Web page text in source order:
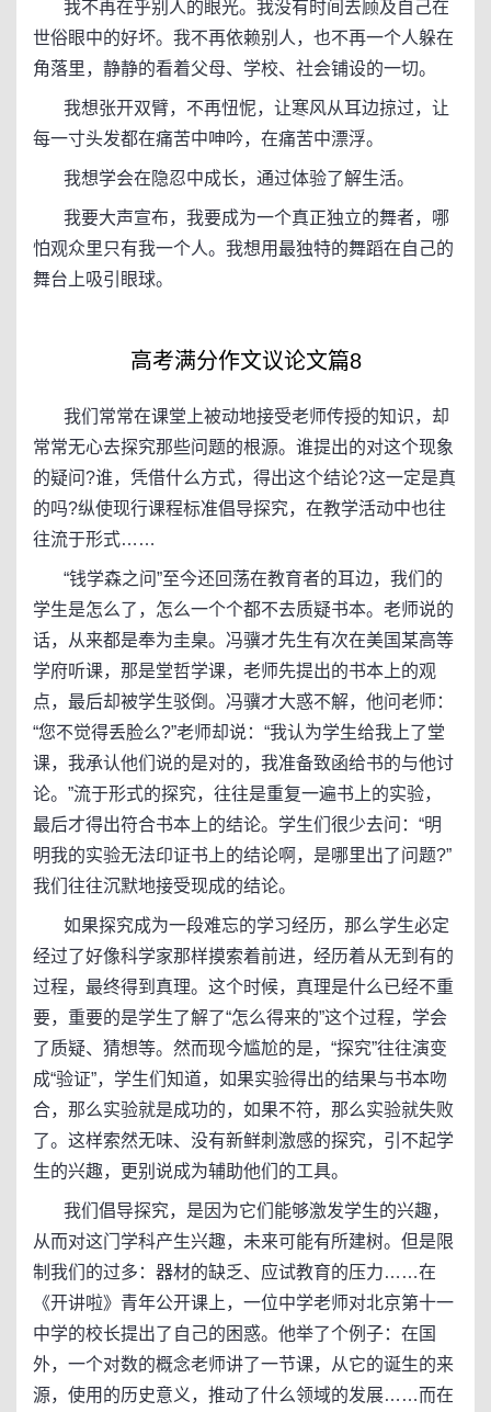
我不再在乎别人的眼光。我没有时间去顾及自己在
世俗眼中的好坏。我不再依赖别人，也不再一个人躲在
角落里，静静的看着父母、学校、社会铺设的一切。
我想张开双臂，不再忸怩，让寒风从耳边掠过，让
每一寸头发都在痛苦中呻吟，在痛苦中漂浮。
我想学会在隐忍中成长，通过体验了解生活。
我要大声宣布，我要成为一个真正独立的舞者，哪
怕观众里只有我一个人。我想用最独特的舞蹈在自己的
舞台上吸引眼球。
高考满分作文议论文篇8
我们常常在课堂上被动地接受老师传授的知识，却
常常无心去探究那些问题的根源。谁提出的对这个现象
的疑问?谁，凭借什么方式，得出这个结论?这一定是真
的吗?纵使现行课程标准倡导探究，在教学活动中也往
往流于形式……
“钱学森之问”至今还回荡在教育者的耳边，我们的
学生是怎么了，怎么一个个都不去质疑书本。老师说的
话，从来都是奉为圭臬。冯骥才先生有次在美国某高等
学府听课，那是堂哲学课，老师先提出的书本上的观
点，最后却被学生驳倒。冯骥才大惑不解，他问老师：
“您不觉得丢脸么?”老师却说：“我认为学生给我上了堂
课，我承认他们说的是对的，我准备致函给书的与他讨
论。”流于形式的探究，往往是重复一遍书上的实验，
最后才得出符合书本上的结论。学生们很少去问：“明
明我的实验无法印证书上的结论啊，是哪里出了问题?”
我们往往沉默地接受现成的结论。
如果探究成为一段难忘的学习经历，那么学生必定
经过了好像科学家那样摸索着前进，经历着从无到有的
过程，最终得到真理。这个时候，真理是什么已经不重
要，重要的是学生了解了“怎么得来的”这个过程，学会
了质疑、猜想等。然而现今尴尬的是，“探究”往往演变
成“验证”，学生们知道，如果实验得出的结果与书本吻
合，那么实验就是成功的，如果不符，那么实验就失败
了。这样索然无味、没有新鲜刺激感的探究，引不起学
生的兴趣，更别说成为辅助他们的工具。
我们倡导探究，是因为它们能够激发学生的兴趣，
从而对这门学科产生兴趣，未来可能有所建树。但是限
制我们的过多：器材的缺乏、应试教育的压力……在
《开讲啦》青年公开课上，一位中学老师对北京第十一
中学的校长提出了自己的困惑。他举了个例子：在国
外，一个对数的概念老师讲了一节课，从它的诞生的来
源，使用的历史意义，推动了什么领域的发展……而在